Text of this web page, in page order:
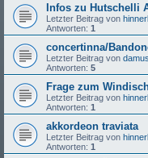
Infos zu Hutschelli
Letzter Beitrag von
Antworten: 1
concertinna/
Letzter Beitrag von
Antworten: 5
Frage zum
Letzter Beitrag von
Antworten: 1
akkordeon traviata
Letzter Beitrag von
Antworten: 1